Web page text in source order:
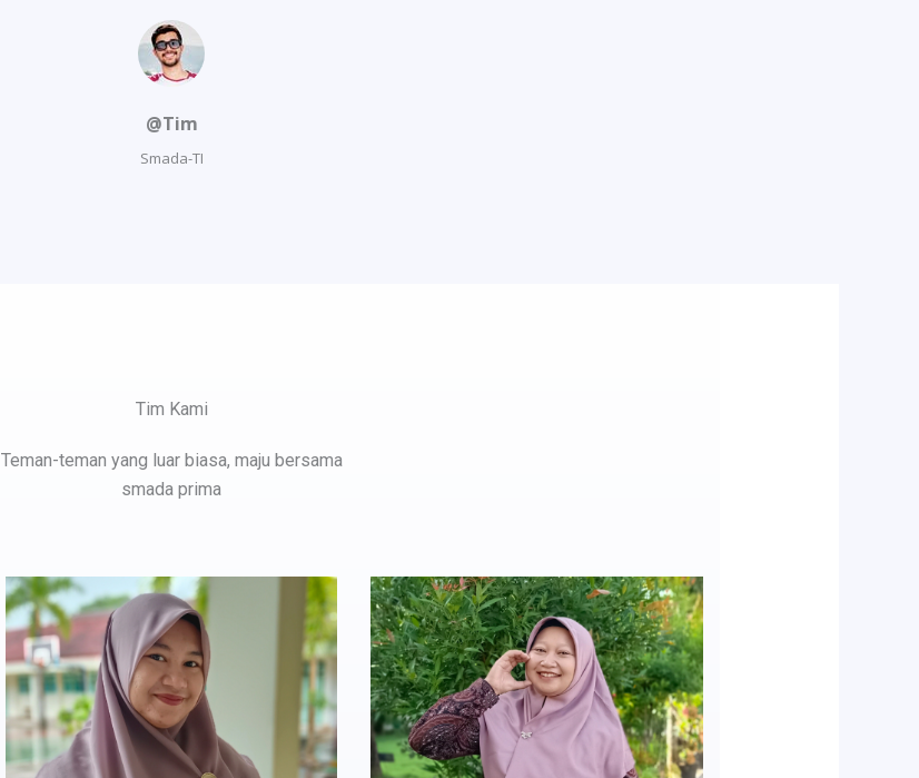
@Tim​
Smada-TI​
Tim Kami​​
Teman-teman yang luar biasa, maju bersama
smada prima